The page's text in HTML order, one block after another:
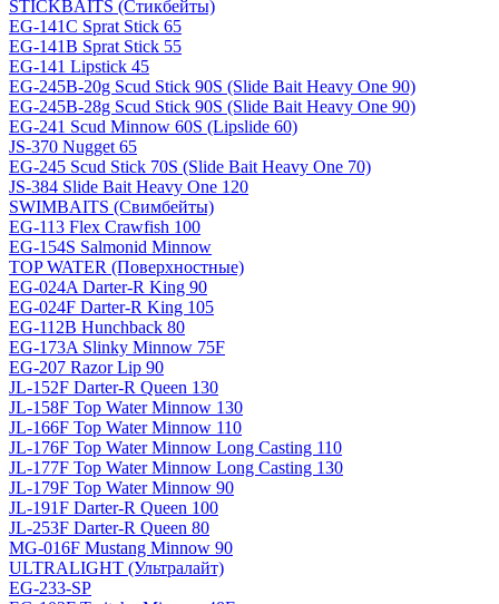
STICKBAITS (Стикбейты)
EG-141C Sprat Stick 65
EG-141B Sprat Stick 55
EG-141 Lipstick 45
EG-245B-20g Scud Stick 90S (Slide Bait Heavy One 90)
EG-245B-28g Scud Stick 90S (Slide Bait Heavy One 90)
EG-241 Scud Minnow 60S (Lipslide 60)
JS-370 Nugget 65
EG-245 Scud Stick 70S (Slide Bait Heavy One 70)
JS-384 Slide Bait Heavy One 120
SWIMBAITS (Свимбейты)
EG-113 Flex Crawfish 100
EG-154S Salmonid Minnow
TOP WATER (Поверхностные)
EG-024A Darter-R King 90
EG-024F Darter-R King 105
EG-112B Hunchback 80
EG-173A Slinky Minnow 75F
EG-207 Razor Lip 90
JL-152F Darter-R Queen 130
JL-158F Top Water Minnow 130
JL-166F Top Water Minnow 110
JL-176F Top Water Minnow Long Casting 110
JL-177F Top Water Minnow Long Casting 130
JL-179F Top Water Minnow 90
JL-191F Darter-R Queen 100
JL-253F Darter-R Queen 80
MG-016F Mustang Minnow 90
ULTRALIGHT (Ультралайт)
EG-233-SP